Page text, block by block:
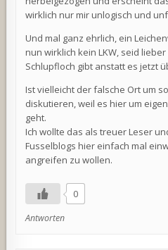
wirklich nur mir unlogisch und
Und mal ganz ehrlich, ein
nun wirklich kein LKW, seid
Schlupfloch gibt anstatt es jetzt
Ist vielleicht der falsche Ort um
diskutieren, weil es hier um
geht.
Ich wollte das als treuer Leser
Fusselblogs hier einfach mal
angreifen zu wollen.
0
Antworten